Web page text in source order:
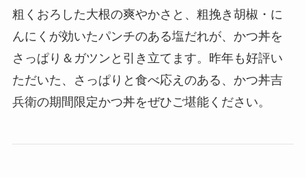
粗くおろした大根の爽やかさと、粗挽き胡椒・に
んにくが効いたパンチのある塩だれが、かつ丼を
さっぱり＆ガツンと引き立てます。昨年も好評い
ただいた、さっぱりと食べ応えのある、かつ丼吉
兵衛の期間限定かつ丼をぜひご堪能ください。